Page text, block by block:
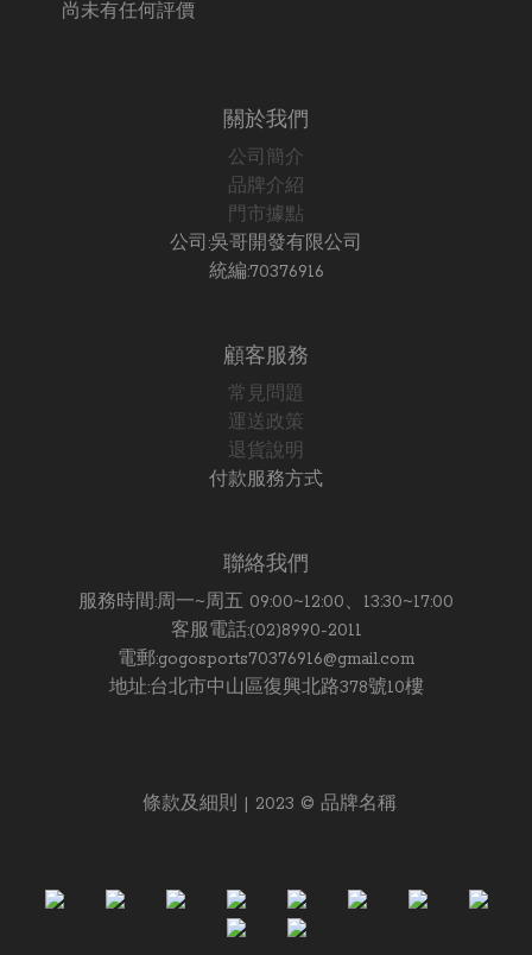
尚未有任何評價
關於我們
公司簡介
品牌介紹
門市據點
公司:吳哥開發有限公司
統編:70376916
顧客服務
常見問題
運送政策
退貨說明
付款服務方式
聯絡我們
服務時間:周一~周五 09:00~12:00、13:30~17:00
客服電話:(02)8990-2011
電郵:gogosports70376916@gmail.com
地址:台北市中山區復興北路378號10樓
條款及細則 | 2023 © 品牌名稱